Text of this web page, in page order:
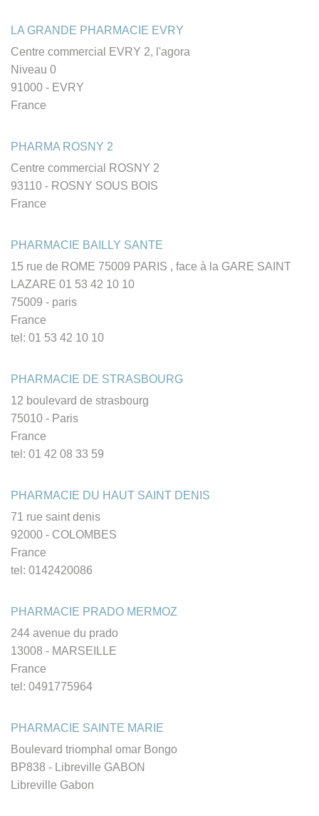
LA GRANDE PHARMACIE EVRY
Centre commercial EVRY 2, l'agora
Niveau 0
91000 - EVRY
France
PHARMA ROSNY 2
Centre commercial ROSNY 2
93110 - ROSNY SOUS BOIS
France
PHARMACIE BAILLY SANTE
15 rue de ROME 75009 PARIS , face à la GARE SAINT
LAZARE 01 53 42 10 10
75009 - paris
France
tel: 01 53 42 10 10
PHARMACIE DE STRASBOURG
12 boulevard de strasbourg
75010 - Paris
France
tel: 01 42 08 33 59
PHARMACIE DU HAUT SAINT DENIS
71 rue saint denis
92000 - COLOMBES
France
tel: 0142420086
PHARMACIE PRADO MERMOZ
244 avenue du prado
13008 - MARSEILLE
France
tel: 0491775964
PHARMACIE SAINTE MARIE
Boulevard triomphal omar Bongo
BP838 - Libreville GABON
Libreville Gabon